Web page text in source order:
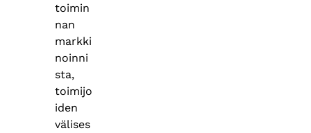
toimin
nan
markki
noinni
sta,
toimijo
iden
välises